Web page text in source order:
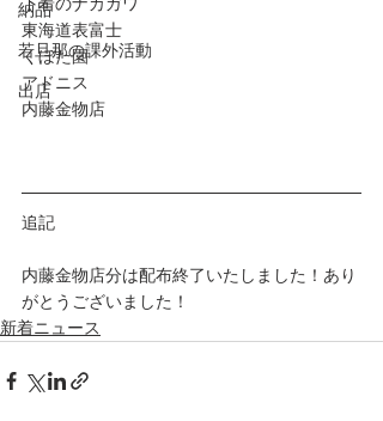
納品
若旦那の課外活動
出店
東海道表富士
くぼた園
アドニス
内藤金物店
追記
内藤金物店分は配布終了いたしました！あり
がとうございました！
新着ニュース